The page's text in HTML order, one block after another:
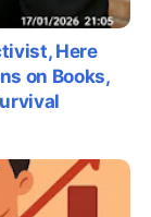
Here
on Books,